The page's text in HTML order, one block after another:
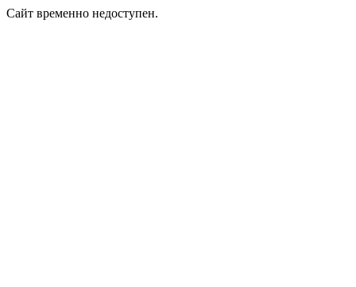
Сайт временно недоступен.